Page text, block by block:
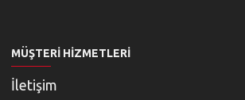
MÜŞTERI HIZMETLERI
İletişim